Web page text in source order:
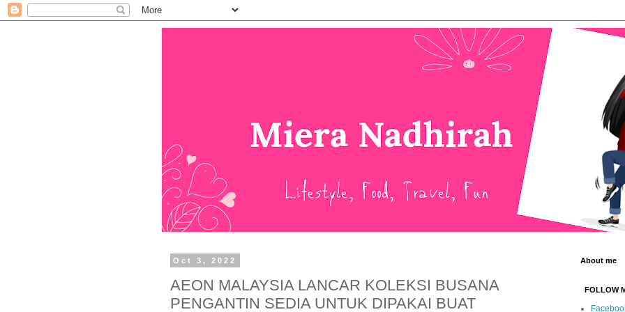
Oct 3, 2022
AEON MALAYSIA LANCAR KOLEKSI BUSANA
PENGANTIN SEDIA UNTUK DIPAKAI BUAT
About me
FOLLOW